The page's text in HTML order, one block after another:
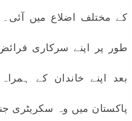
کے مختلف اضلاع میں
بعد اپنے خاندان کے
پاکستان میں وہ سکریٹری